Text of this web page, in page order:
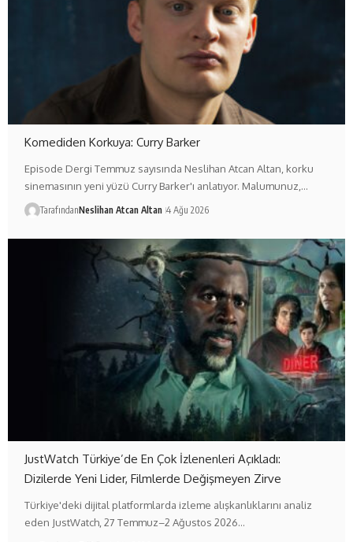
Komediden Korkuya: Curry Barker
Episode Dergi Temmuz sayısında Neslihan Atcan Altan, korku
sinemasının yeni yüzü Curry Barker'ı anlatıyor. Malumunuz,…
TarafındanNeslihan Atcan Altan 4 Ağu 2026
JustWatch Türkiye’de En Çok İzlenenleri Açıkladı:
Dizilerde Yeni Lider, Filmlerde Değişmeyen Zirve
Türkiye'deki dijital platformlarda izleme alışkanlıklarını analiz
eden JustWatch, 27 Temmuz–2 Ağustos 2026…